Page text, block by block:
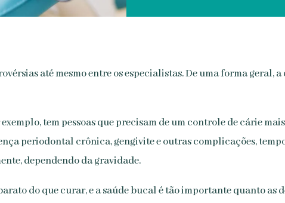
até mesmo entre os especialistas. De uma forma geral,
tem pessoas que precisam de um controle de cárie
periodontal crônica, gengivite e outras complicações,
dependendo da gravidade.
do que curar, e a saúde bucal é tão importante quanto as